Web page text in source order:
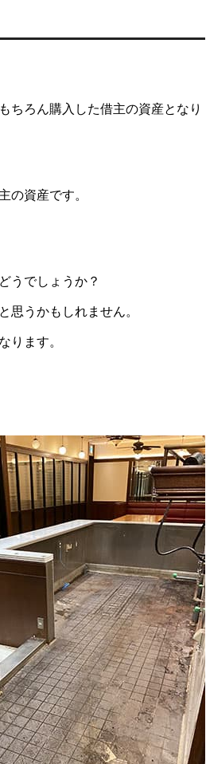
ちろん購入した借主の資産となり
の資産です。
うでしょうか？
思うかもしれません。
ります。